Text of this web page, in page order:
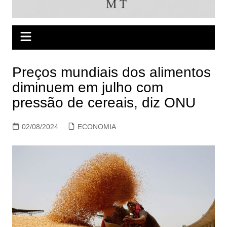
Preços mundiais dos alimentos
diminuem em julho com
pressão de cereais, diz ONU
02/08/2024 ECONOMIA